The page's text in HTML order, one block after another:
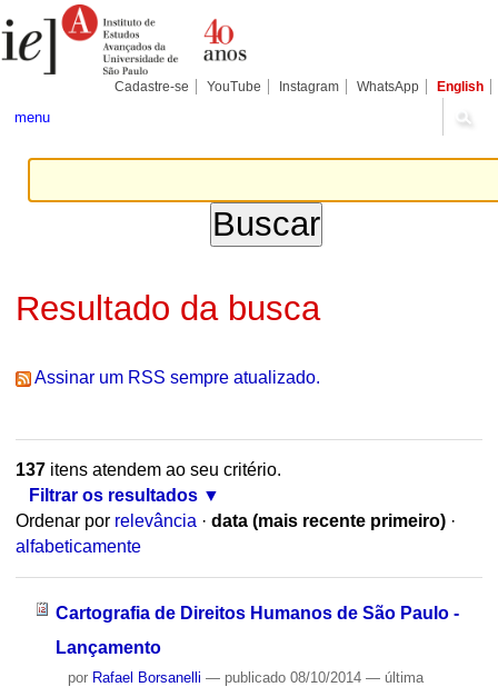
para
conteúdo.
Pessoais
Cadastre-se YouTube Instagram WhatsApp English
menu
Resultado da busca
Assinar um RSS sempre atualizado.
137itens atendem ao seu critério.
Filtrar os resultados
Ordenar por relevância · data (mais recente primeiro) ·
alfabeticamente
Cartografia de Direitos Humanos de São Paulo -
Lançamento
por Rafael Borsanelli — publicado08/10/2014 — última